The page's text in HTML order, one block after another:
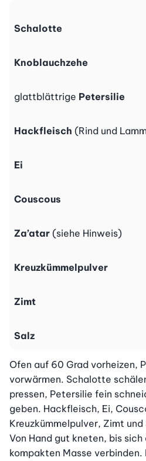
Schalotte
Knoblauchzehe
glattblättrige Petersilie
Hackfleisch (Rind und
Ei
Couscous
Za’atar (siehe Hinweis)
Kreuzkümmelpulver
Zimt
Salz
Ofen auf 60 Grad vorheizen,
vorwärmen. Schalotte
pressen, Petersilie fein
geben. Hackfleisch, Ei,
Kreuzkümmelpulver, Zimt
Von Hand gut kneten, bis
kompakten Masse verbinden.